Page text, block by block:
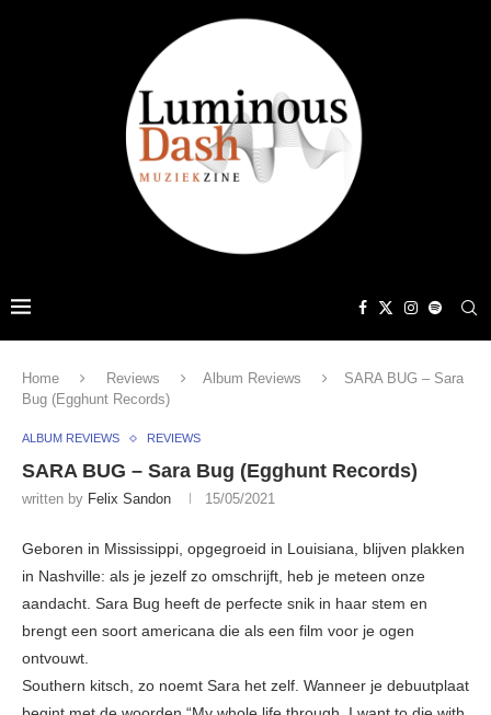
Home Reviews Album Reviews
SARA BUG – Sara
Bug (Egghunt Records)
ALBUM REVIEWS REVIEWS
SARA BUG – Sara Bug (Egghunt Records)
written by Felix Sandon 15/05/2021
Geboren in Mississippi, opgegroeid in Louisiana, blijven plakken
in Nashville: als je jezelf zo omschrijft, heb je meteen onze
aandacht. Sara Bug heeft de perfecte snik in haar stem en
brengt een soort americana die als een film voor je ogen
ontvouwt.
Southern kitsch, zo noemt Sara het zelf. Wanneer je debuutplaat